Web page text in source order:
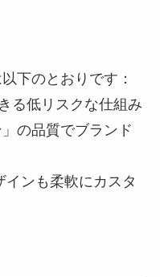
下のとおりです：
る低リスクな仕組み
の品質でブランド
インも柔軟にカスタ